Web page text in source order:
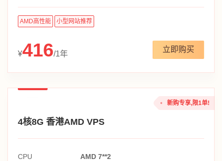
AMD高性能 小型网站推荐
¥416/1年
立即购买
新购专享,限1单!
4核8G 香港AMD VPS
CPU AMD 7**2